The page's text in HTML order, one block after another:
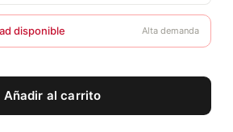
disponible Alta demanda
Añadir al carrito